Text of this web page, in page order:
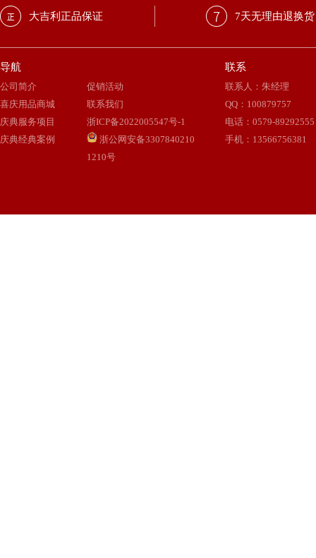
大吉利正品保证 7天无理由退换货
导航
公司简介
喜庆用品商城
庆典服务项目
庆典经典案例
促销活动
联系我们
浙ICP备2022005547号-1
浙公网安备3307840210
1210号
联系
联系人：朱经理
QQ ： 100879757
电话：0579-89292555
手机：13566756381